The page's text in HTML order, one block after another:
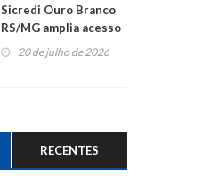
Sicredi Ouro Branco
RS/MG amplia acesso
ao show dos 45 anos
para mais associados
20 de julho de 2026
RECENTES